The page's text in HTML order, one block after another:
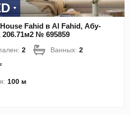
Fahid в Al Fahid, Абу-
№ 695859
2 Ванных:2
100 м